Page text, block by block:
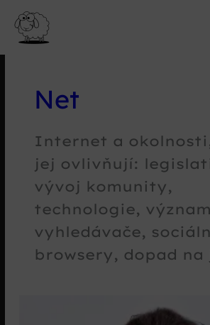
Net
Internet a
jej ovlivňují:
vývoj komunity,
technologie,
vyhledávače,
browsery, dopad na